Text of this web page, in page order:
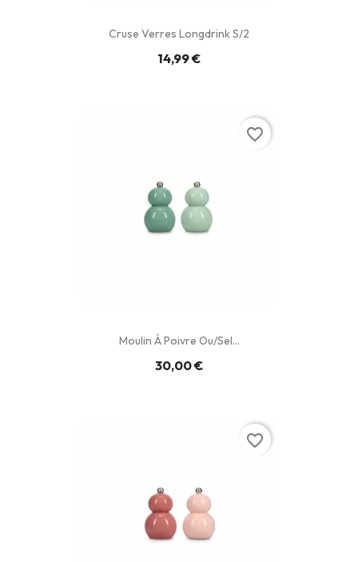
Cruse Verres Longdrink S/2
14,99 €
Moulin À Poivre Ou/sel...
30,00 €
favorite_border
favorite_border